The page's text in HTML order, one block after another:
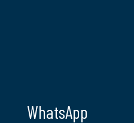
WhatsApp